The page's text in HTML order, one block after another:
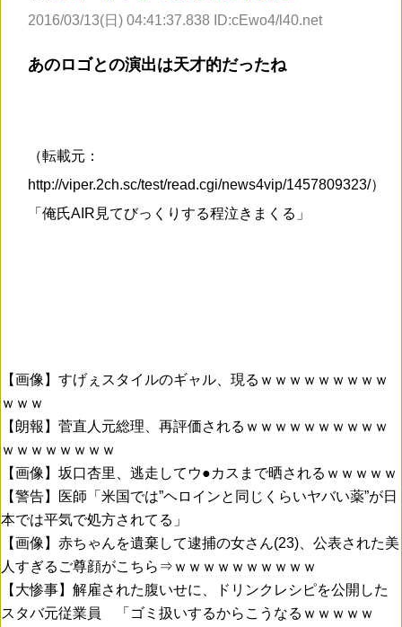
2016/03/13(日) 04:41:37.838 ID:cEwo4/l40.net
あのロゴとの演出は天才的だったね
（転載元：
http://viper.2ch.sc/test/read.cgi/news4vip/1457809323/）
「俺氏AIR見てびっくりする程泣きまくる」
【画像】すげぇスタイルのギャル、現るｗｗｗｗｗｗｗｗｗ
ｗｗｗ
【朗報】菅直人元総理、再評価されるｗｗｗｗｗｗｗｗｗｗ
ｗｗｗｗｗｗｗｗ
【画像】坂口杏里、逃走してウ●カスまで晒されるｗｗｗｗｗ
【警告】医師「米国では”ヘロインと同じくらいヤバい薬”が日
本では平気で処方されてる」
【画像】赤ちゃんを遺棄して逮捕の女さん(23)、公表された美
人すぎるご尊顔がこちら⇒ｗｗｗｗｗｗｗｗｗｗ
【大惨事】解雇された腹いせに、ドリンクレシピを公開した
スタバ元従業員 「ゴミ扱いするからこうなるｗｗｗｗｗ